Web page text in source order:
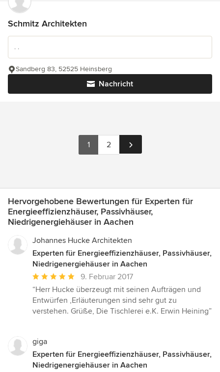
Schmitz Architekten
. .
Nachricht
Sandberg 83, 52525 Heinsberg
1 2
Hervorgehobene Bewertungen für Experten für
Energieeffizienzhäuser, Passivhäuser,
Niedrigenergiehäuser in Aachen
Johannes Hucke Architekten
Experten für Energieeffizienzhäuser, Passivhäuser,
Niedrigenergiehäuser in Aachen
Durchschnittliche
Bewertung:
5
von
9. Februar 2017
“Herr Hucke überzeugt mit seinen Aufträgen und
Entwürfen ,Erläuterungen sind sehr gut zu
verstehen. Grüße, Die Tischlerei e.K. Erwin Heining”
giga
Experten für Energieeffizienzhäuser, Passivhäuser,
Niedrigenergiehäuser in Aachen